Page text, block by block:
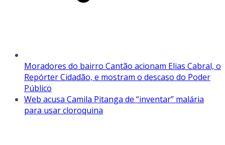
Moradores do bairro Cantão acionam Elias Cabral, o
Repórter Cidadão, e mostram o descaso do Poder
Público
Web acusa Camila Pitanga de “inventar” malária
para usar cloroquina